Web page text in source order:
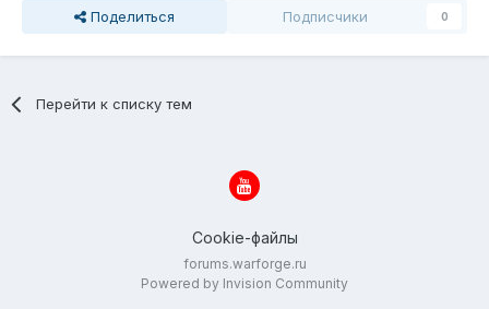
Поделиться Подписчики 0
Перейти к списку тем
Cookie-файлы
forums.warforge.ru
Powered by Invision Community